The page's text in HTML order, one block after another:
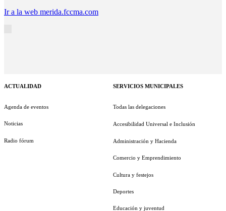
Ir a la web merida.fccma.com
ACTUALIDAD
Agenda de eventos
Noticias
Radio fórum
SERVICIOS MUNICIPALES
Todas las delegaciones
Accesibilidad Universal e Inclusión
Administración y Hacienda
Comercio y Emprendimiento
Cultura y festejos
Deportes
Educación y juventud